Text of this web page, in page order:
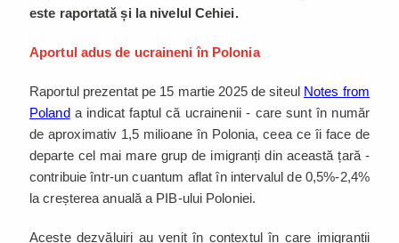
este raportată și la nivelul Cehiei.
Aportul adus de ucraineni în Polonia
Raportul prezentat pe 15 martie 2025 de siteul Notes from
Polanda indicat faptul că ucrainenii - care sunt în număr
de aproximativ 1,5 milioane în Polonia, ceea ce îi face de
departe cel mai mare grup de imigranți din această țară -
contribuie într-un cuantum aflat în intervalul de 0,5%-2,4%
la creșterea anuală a PIB-ului Poloniei.
Aceste dezvăluiri au venit în contextul în care imigranții